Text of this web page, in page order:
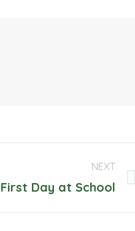
NEXT
Day at School